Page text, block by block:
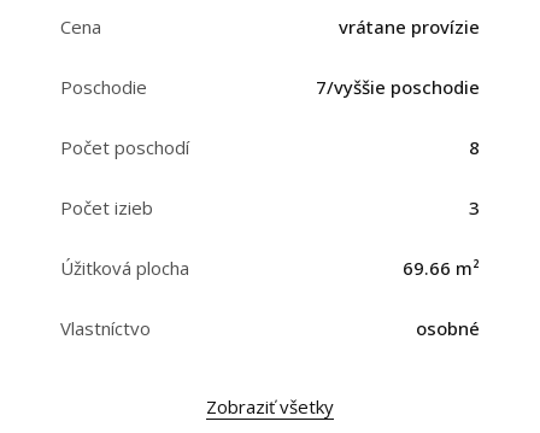
Cena vrátane provízie
Poschodie 7/vyššie poschodie
Počet poschodí 8
Počet izieb 3
Úžitková plocha 69.66 m²
Vlastníctvo osobné
Zobraziť všetky